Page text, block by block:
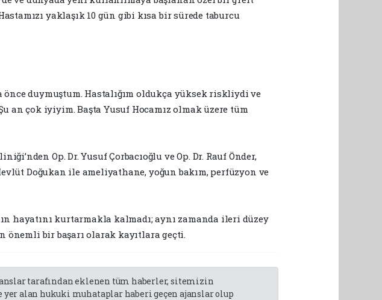
yaklaşık 10 gün gibi kısa bir sürede taburcu
önce duymuştum. Hastalığım oldukça yüksek riskliydi ve
an çok iyiyim. Başta Yusuf Hocamız olmak üzere tüm
Op. Dr. Yusuf Çorbacıoğlu ve Op. Dr. Rauf Önder,
Doğukan ile ameliyathane, yoğun bakım, perfüzyon ve
hayatını kurtarmakla kalmadı; aynı zamanda ileri düzey
önemli bir başarı olarak kayıtlara geçti.
tarafından eklenen tüm haberler, sitemizin
alan hukuki muhataplar haberi geçen ajanslar olup